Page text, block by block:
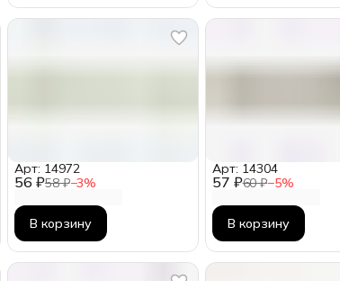
56 ₽58 ₽−3%
Арт: 14972
В корзину
57 ₽60 ₽−5%
Арт: 14304
В корзину